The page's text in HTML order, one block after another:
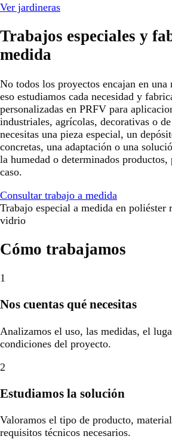
Ver jardineras
Trabajos especiales y
medida
No todos los proyectos encajan en una
eso estudiamos cada necesidad y
personalizadas en PRFV para
industriales, agrícolas, decorativas o
necesitas una pieza especial, un
concretas, una adaptación o una
la humedad o determinados productos,
caso.
Consultar trabajo a medida
Trabajo especial a medida en poliéster
vidrio
Cómo trabajamos
1
Nos cuentas qué necesitas
Analizamos el uso, las medidas, el
condiciones del proyecto.
2
Estudiamos la solución
Valoramos el tipo de producto,
requisitos técnicos necesarios.